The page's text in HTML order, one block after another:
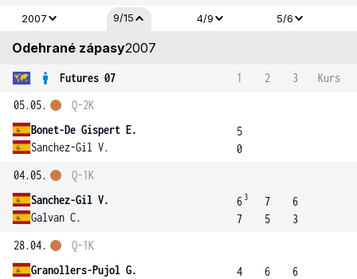
2007 9/15 4/9 5/6
Odehrané zápasy2007
Futures 07 1 2 3
Kurs
05.05.
Bonet-De Gispert E.
Sanchez-Gil V.
Q-2K
5
0
04.05.
Sanchez-Gil V.
Galvan C.
Q-1K
6 3
7
7
5
6
3
28.04.
Granollers-Pujol G.
Q-1K
4
6
6